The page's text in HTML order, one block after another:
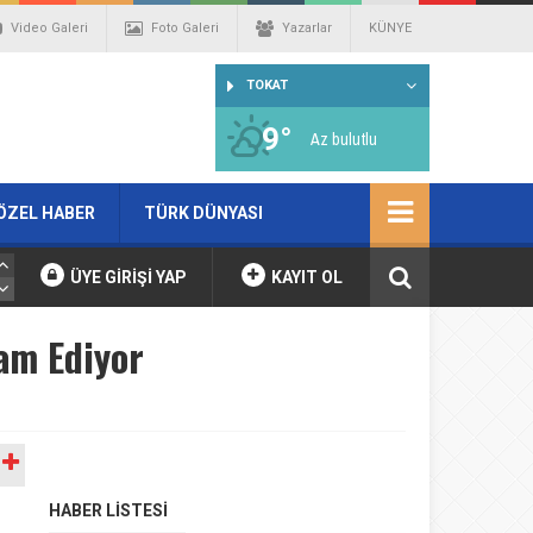
Video Galeri Foto Galeri Yazarlar KÜNYE
TOKAT
9° Az bulutlu
HABER TÜRK DÜNYASI
ÜYE GİRİŞİ YAP KAYIT OL
Ediyor
HABER LİSTESİ